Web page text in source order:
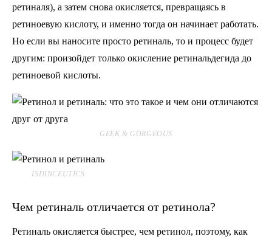
ретиналя), а затем снова окисляется, превращаясь в
ретиноевую кислоту, и именно тогда он начинает работать.
Но если вы наносите просто ретиналь, то и процесс будет
другим: произойдет только окисление ретинальдегида до
ретиноевой кислоты.
GEEK & GORGEOUS
ISDINCEUTICS
Чем ретиналь отличается от ретинола?
Ретиналь окисляется быстрее, чем ретинол, поэтому, как